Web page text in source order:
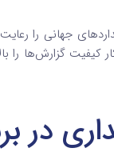
کیفیت گزارش‌ها
در